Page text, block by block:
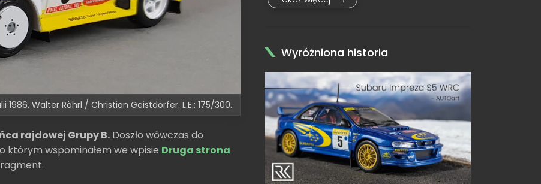
1986, Walter Röhrl / Christian Geistdörfer. L.E.: 175/300.
rajdowej Grupy B. Doszło wówczas do
którym wspominałem we wpisie Druga strona
Wyróżniona historia